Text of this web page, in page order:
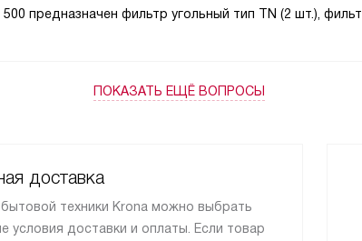
500 предназначен фильтр угольный тип TN (2 шт.),
ПОКАЗАТЬ ЕЩЁ ВОПРОСЫ
доставка
бытовой техники Krona можно выбрать
условия доставки и оплаты. Если товар